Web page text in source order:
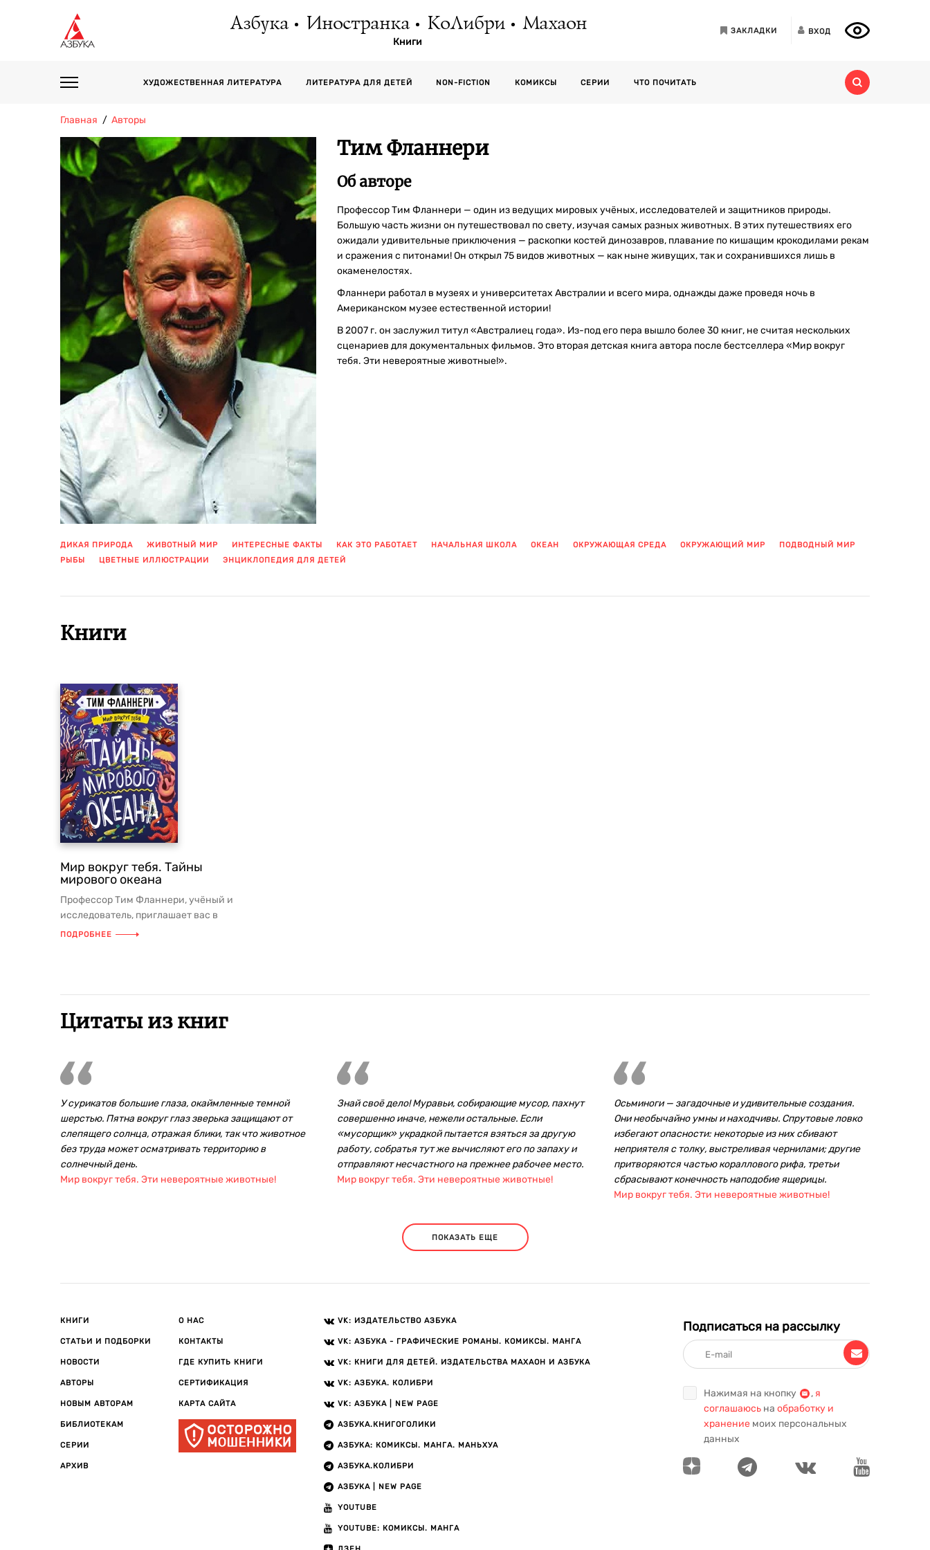
Азбука Иностранка КоЛибри Махаон
Книги
ЗАКЛАДКИ ВХОД
ХУДОЖЕСТВЕННАЯ ЛИТЕРАТУРА ЛИТЕРАТУРА ДЛЯ ДЕТЕЙ NON-FICTION КОМИКСЫ СЕРИИ ЧТО ПОЧИТАТЬ
Главная Авторы
Тим Фланнери
Об авторе
Профессор Тим Фланнери — один из ведущих мировых учёных, исследователей и защитников природы.
Большую часть жизни он путешествовал по свету, изучая самых разных животных. В этих путешествиях его
ожидали удивительные приключения — раскопки костей динозавров, плавание по кишащим крокодилами рекам
и сражения с питонами! Он открыл 75 видов животных — как ныне живущих, так и сохранившихся лишь в
окаменелостях.
Фланнери работал в музеях и университетах Австралии и всего мира, однажды даже проведя ночь в
Американском музее естественной истории!
В 2007 г. он заслужил титул «Австралиец года». Из-под его пера вышло более 30 книг, не считая нескольких
сценариев для документальных фильмов. Это вторая детская книга автора после бестселлера «Мир вокруг
тебя. Эти невероятные животные!».
ДИКАЯ ПРИРОДА ЖИВОТНЫЙ МИР ИНТЕРЕСНЫЕ ФАКТЫ КАК ЭТО РАБОТАЕТ НАЧАЛЬНАЯ ШКОЛА ОКЕАН ОКРУЖАЮЩАЯ СРЕДА ОКРУЖАЮЩИЙ МИР
ПОДВОДНЫЙ МИР
РЫБЫ
ЦВЕТНЫЕ ИЛЛЮСТРАЦИИ ЭНЦИКЛОПЕДИЯ ДЛЯ ДЕТЕЙ
Книги
Мир вокруг тебя. Тайны
мирового океана
Профессор Тим Фланнери, учёный и
исследователь, приглашает вас в
уникальную глубоководную
ПОДРОБНЕЕ
Цитаты из книг
У сурикатов большие глаза, окаймленные темной
шерстью. Пятна вокруг глаз зверька защищают от
слепящего солнца, отражая блики, так что животное
без труда может осматривать территорию в
солнечный день.
Мир вокруг тебя. Эти невероятные животные!
Знай своё дело! Муравьи, собирающие мусор, пахнут
совершенно иначе, нежели остальные. Если
«мусорщик» украдкой пытается взяться за другую
работу, собратья тут же вычисляют его по запаху и
отправляют несчастного на прежнее рабочее место.
Мир вокруг тебя. Эти невероятные животные!
Осьминоги — загадочные и удивительные создания.
Они необычайно умны и находчивы. Спрутовые ловко
избегают опасности: некоторые из них сбивают
неприятеля с толку, выстреливая чернилами; другие
притворяются частью кораллового рифа, третьи
сбрасывают конечность наподобие ящерицы.
Мир вокруг тебя. Эти невероятные животные!
ПОКАЗАТЬ ЕЩЕ
КНИГИ
СТАТЬИ И ПОДБОРКИ
НОВОСТИ
АВТОРЫ
НОВЫМ АВТОРАМ
БИБЛИОТЕКАМ
СЕРИИ
АРХИВ
О НАС
КОНТАКТЫ
ГДЕ КУПИТЬ КНИГИ
СЕРТИФИКАЦИЯ
КАРТА САЙТА
VK: ИЗДАТЕЛЬСТВО АЗБУКА
VK: АЗБУКА - ГРАФИЧЕСКИЕ РОМАНЫ. КОМИКСЫ. МАНГА
VK: КНИГИ ДЛЯ ДЕТЕЙ. ИЗДАТЕЛЬСТВА МАХАОН И АЗБУКА
VK: АЗБУКА. КОЛИБРИ
VK: АЗБУКА | NEW PAGE
АЗБУКА.КНИГОГОЛИКИ
АЗБУКА: КОМИКСЫ. МАНГА. МАНЬХУА
АЗБУКА.КОЛИБРИ
АЗБУКА | NEW PAGE
YOUTUBE
YOUTUBE: КОМИКСЫ. МАНГА
Подписаться на рассылку
Нажимая на кнопку , я
соглашаюсь на обработку и
хранение моих персональных
данных